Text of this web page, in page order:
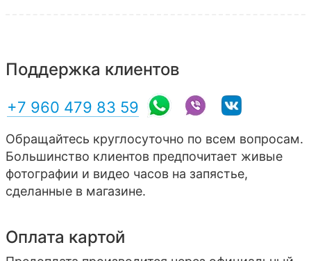
Поддержка клиентов
+7 960 479 83 59
Обращайтесь круглосуточно по всем вопросам.
Большинство клиентов предпочитает живые
фотографии и видео часов на запястье,
сделанные в магазине.
Оплата картой